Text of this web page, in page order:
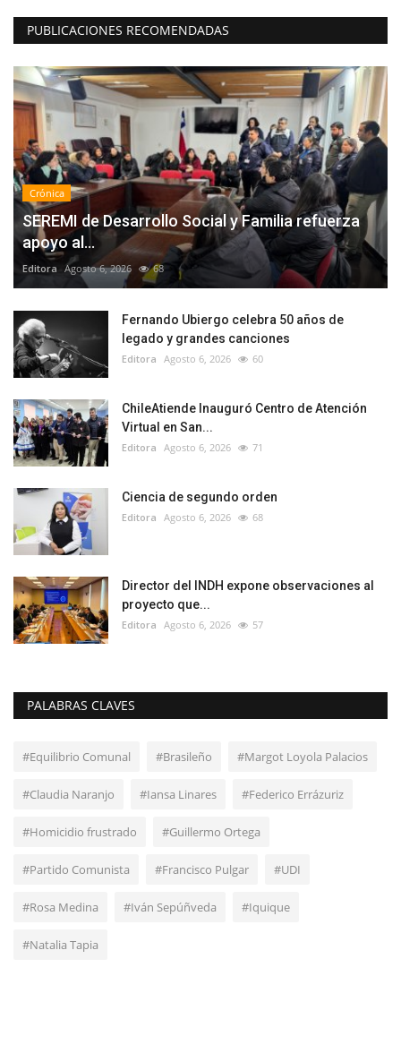
PUBLICACIONES RECOMENDADAS
Crónica
SEREMI de Desarrollo Social y Familia refuerza
apoyo al...
Editora Agosto 6, 2026 68
Fernando Ubiergo celebra 50 años de
legado y grandes canciones
Editora Agosto 6, 2026 60
ChileAtiende Inauguró Centro de Atención
Virtual en San...
Editora Agosto 6, 2026 71
Ciencia de segundo orden
Editora Agosto 6, 2026 68
Director del INDH expone observaciones al
proyecto que...
Editora Agosto 6, 2026 57
PALABRAS CLAVES
#Equilibrio Comunal #Brasileño #Margot Loyola Palacios
#Claudia Naranjo #Iansa Linares #Federico Errázuriz
#Homicidio frustrado #Guillermo Ortega
#Partido Comunista #Francisco Pulgar #UDI
#Rosa Medina #Iván Sepúñveda #Iquique
#Natalia Tapia